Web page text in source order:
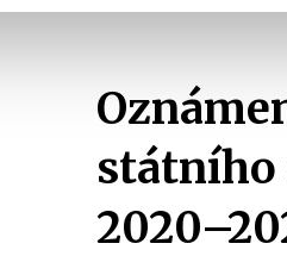
státního